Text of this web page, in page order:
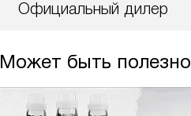
Официальный дилер
Может быть полезно